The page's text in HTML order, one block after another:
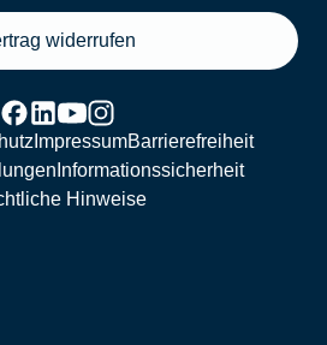
widerrufen
ImpressumBarrierefreiheit
Informationssicherheit
Hinweise